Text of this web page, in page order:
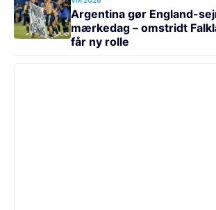
Argentina gør England-
mærkedag – omstridt
får ny rolle